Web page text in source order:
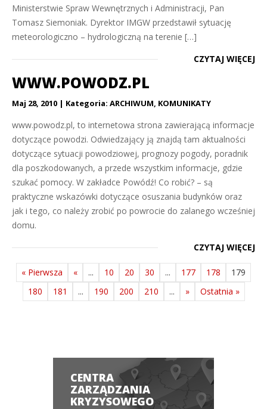
Ministerstwie Spraw Wewnętrznych i Administracji, Pan
Tomasz Siemoniak. Dyrektor IMGW przedstawił sytuację
meteorologiczno – hydrologiczną na terenie […]
CZYTAJ WIĘCEJ
WWW.POWODZ.PL
Maj 28, 2010 Kategoria: ARCHIWUM, KOMUNIKATY
www.powodz.pl, to internetowa strona zawierającą informacje
dotyczące powodzi. Odwiedzający ją znajdą tam aktualności
dotyczące sytuacji powodziowej, prognozy pogody, poradnik
dla poszkodowanych, a przede wszystkim informacje, gdzie
szukać pomocy. W zakładce Powódź! Co robić? – są
praktyczne wskazówki dotyczące osuszania budynków oraz
jak i tego, co należy zrobić po powrocie do zalanego wcześniej
domu.
CZYTAJ WIĘCEJ
« Pierwsza « ... 10 20 30 ... 177 178
179
180
181 ... 190 200 210 ... » Ostatnia »
CENTRA
ZARZĄDZANIA
KRYZYSOWEGO